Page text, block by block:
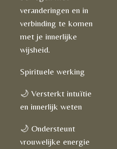
veranderingen en in
verbinding te komen
met je innerlijke
wijsheid.
Spirituele werking
🌙 Versterkt intuïtie
en innerlijk weten
🌙 Ondersteunt
vrouwelijke energie